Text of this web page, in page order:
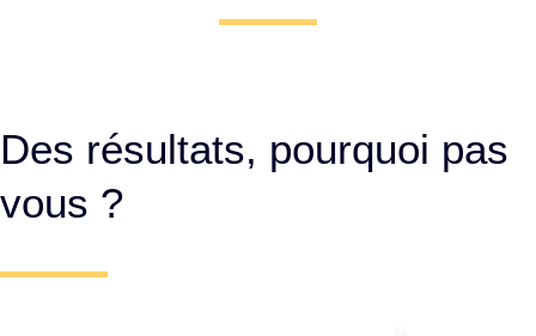
Des résultats, pourquoi pas
vous ?